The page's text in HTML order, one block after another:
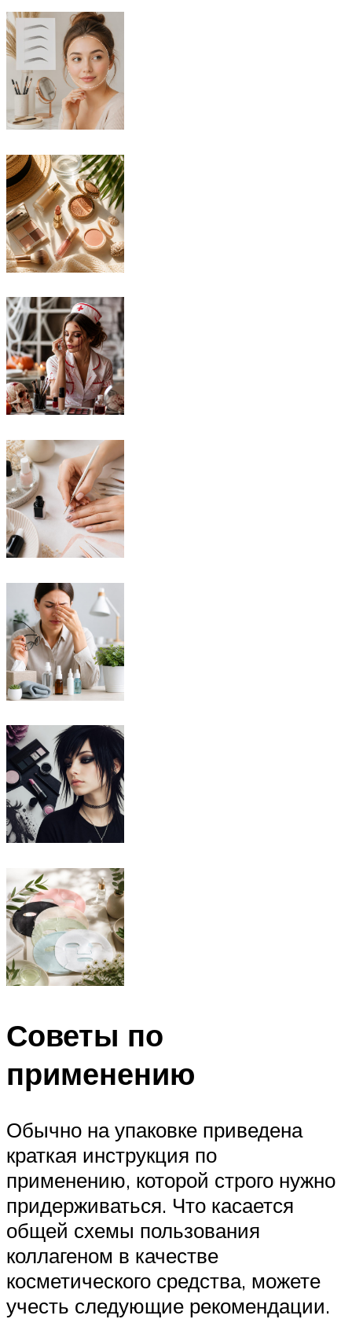
Советы по
применению
Обычно на упаковке приведена
краткая инструкция по
применению, которой строго нужно
придерживаться. Что касается
общей схемы пользования
коллагеном в качестве
косметического средства, можете
учесть следующие рекомендации.